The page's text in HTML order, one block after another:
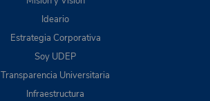
Ideario
Estrategia Corporativa
Soy UDEP
Transparencia Universitaria
Infraestructura